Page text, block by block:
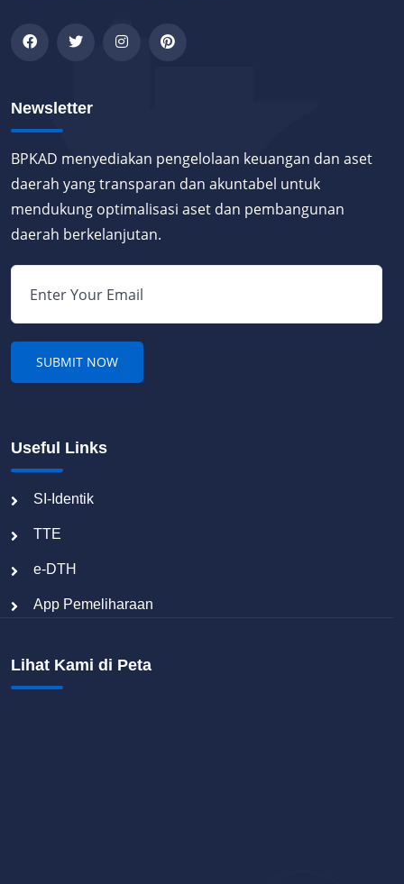
Newsletter
BPKAD menyediakan pengelolaan keuangan dan aset
daerah yang transparan dan akuntabel untuk
mendukung optimalisasi aset dan pembangunan
daerah berkelanjutan.
Useful Links
SI-Identik
TTE
e-DTH
App Pemeliharaan
Lihat Kami di Peta